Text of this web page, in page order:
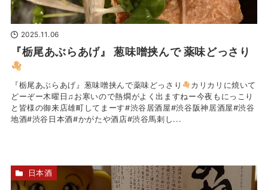
2025.11.06
『栃尾あぶらあげ』 葱味噌挟んで 薬味どっさり
『栃尾あぶらあげ』葱味噌挟んで薬味どっさり
カリカリに焼いて
どーぞー木曜日♫お寒いので熱燗がよく出ますねー今夜もにっこり
と皆様の御来店雄町してまーす#渋谷居酒屋#渋谷阪神居酒屋#渋谷
地酒#渋谷日本酒#かがたや酒店#渋谷馬刺し...
日本酒